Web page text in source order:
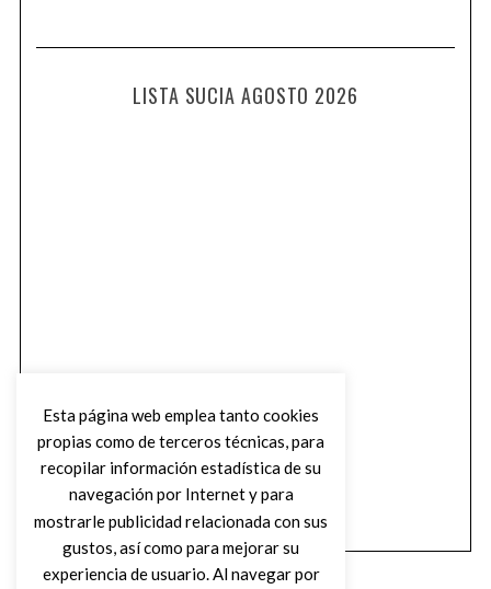
LISTA SUCIA AGOSTO 2026
Esta página web emplea tanto cookies
propias como de terceros técnicas, para
recopilar información estadística de su
navegación por Internet y para
mostrarle publicidad relacionada con sus
gustos, así como para mejorar su
experiencia de usuario. Al navegar por